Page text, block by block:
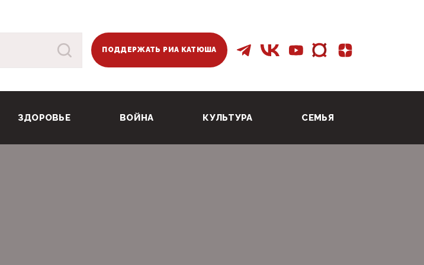
ПОДДЕРЖАТЬ РИА КАТЮША
ЗДОРОВЬЕ ВОЙНА КУЛЬТУРА СЕМЬЯ